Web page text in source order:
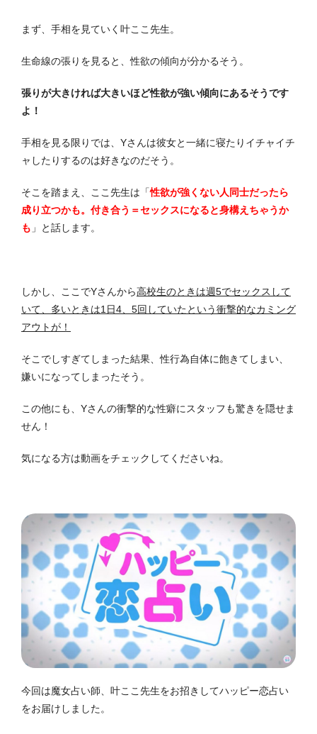
まず、手相を見ていく叶ここ先生。
生命線の張りを見ると、性欲の傾向が分かるそう。
張りが大きければ大きいほど性欲が強い傾向にあるそうです
よ！
手相を見る限りでは、Yさんは彼女と一緒に寝たりイチャイチ
ャしたりするのは好きなのだそう。
そこを踏まえ、ここ先生は「性欲が強くない人同士だったら
成り立つかも。付き合う＝セックスになると身構えちゃうか
も 」と話します。
しかし、ここでYさんから高校生のときは週5でセックスして
いて、多いときは1日4、5回していたという衝撃的なカミング
アウトが！
そこでしすぎてしまった結果、性行為自体に飽きてしまい、
嫌いになってしまったそう。
この他にも、Yさんの衝撃的な性癖にスタッフも驚きを隠せま
せん！
気になる方は動画をチェックしてくださいね。
今回は魔女占い師、叶ここ先生をお招きしてハッピー恋占い
をお届けしました。